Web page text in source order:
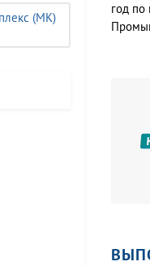
(MК)
год по